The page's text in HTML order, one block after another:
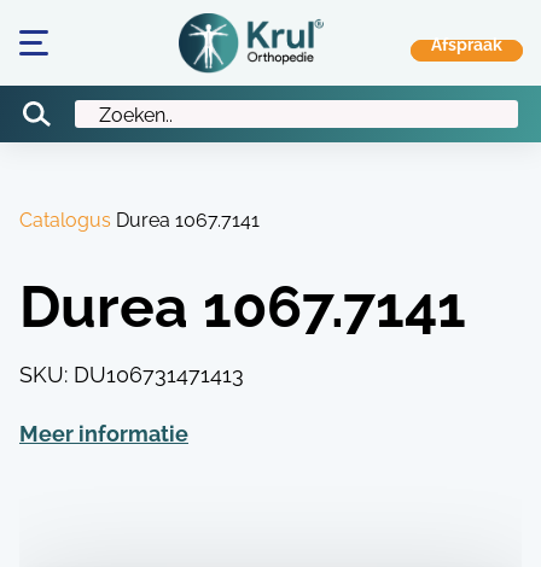
Catalogus Durea 1067.7141
Durea 1067.7141
SKU: DU106731471413
Meer informatie